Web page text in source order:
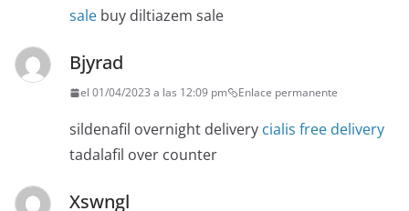
sale buy diltiazem sale
Bjyrad
el 01/04/2023 a las 12:09 pm Enlace permanente
sildenafil overnight delivery cialis free delivery
tadalafil over counter
Xswngl